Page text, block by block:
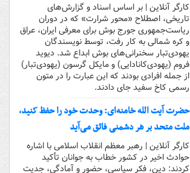
کارگر آنلاین | بر اساس اسناد و گزارش‌های
تاریخی، اصطلاح «محور شرارت» که در دوران
ریاست‌جمهوری جورج بوش برای معرفی ایران، عراق
و کره شمالی به کار رفت، توسط نویسندگان
یهودی‌تبار سخنرانی‌های بوش ابداع شد. دیوید
فروم (یهودی‌کانادایی) و مایکل گرسون (یهودی‌تبار)
از جمله افرادی بودند که این عبارت را در متون
رسمی کاخ سفید جای دادند.
حضرت آیت الله خامنه‌ای: وحدت خود را حفظ کنید،
ملت متحد بر هر دشمنی فائق می‌آید
کارگر آنلاین | رهبر معظم انقلاب اسلامی با اشاره
حوادث اخیر در کشور خطاب به جوانان تأکید
کردند: دین، فکر سیاسی، حضور و آمادگی، جدیت